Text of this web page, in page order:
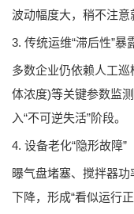
波动幅度大，稍不注意
3. 传统运维“滞后性”暴
多数企业仍依赖人工
体浓度)等关键参数监
入“不可逆失活”阶段。
4. 设备老化“隐形故障”
曝气盘堵塞、搅拌器
下降，形成“看似运行